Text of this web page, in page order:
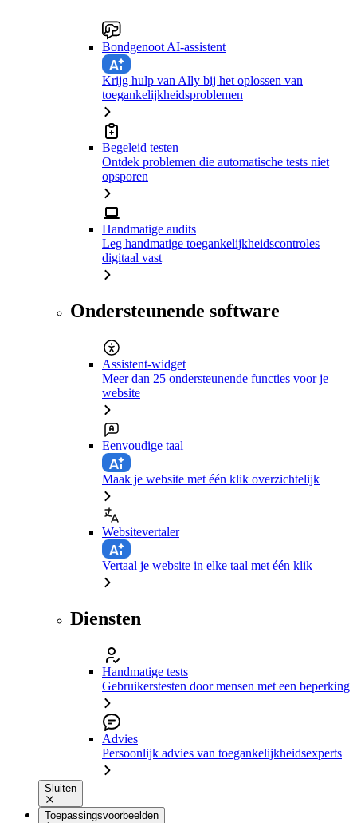
Bondgenoot AI-assistent
Krijg hulp van Ally bij het oplossen van
toegankelijkheidsproblemen
Begeleid testen
Ontdek problemen die automatische tests niet
opsporen
Handmatige audits
Leg handmatige toegankelijkheidscontroles
digitaal vast
Ondersteunende software
Assistent-widget
Meer dan 25 ondersteunende functies voor je
website
Eenvoudige taal
Maak je website met één klik overzichtelijk
Websitevertaler
Vertaal je website in elke taal met één klik
Diensten
Handmatige tests
Gebruikerstesten door mensen met een beperking
Advies
Persoonlijk advies van toegankelijkheidsexperts
Sluiten
Toepassingsvoorbeelden